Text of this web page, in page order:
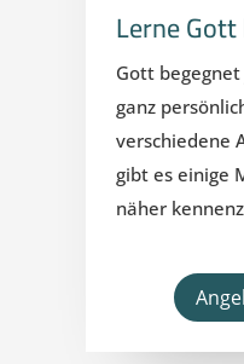
Lerne
Gott
ganz
verschiedene
gibt es einige
näher